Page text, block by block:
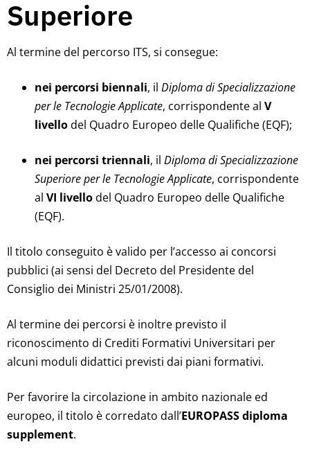
Superiore
Al termine del percorso ITS, si consegue:
nei percorsi biennali, il Diploma di Specializzazione
per le Tecnologie Applicate, corrispondente al V
livellodel Quadro Europeo delle Qualifiche (EQF);
nei percorsi triennali, il Diploma di Specializzazione
Superiore per le Tecnologie Applicate, corrispondente
al VI livellodel Quadro Europeo delle Qualifiche
(EQF).
Il titolo conseguito è valido per l’accesso ai concorsi
pubblici (ai sensi del Decreto del Presidente del
Consiglio dei Ministri 25/01/2008).
Al termine dei percorsi è inoltre previsto il
riconoscimento di Crediti Formativi Universitari per
alcuni moduli didattici previsti dai piani formativi.
Per favorire la circolazione in ambito nazionale ed
europeo, il titolo è corredato dall’EUROPASS diploma
supplement.